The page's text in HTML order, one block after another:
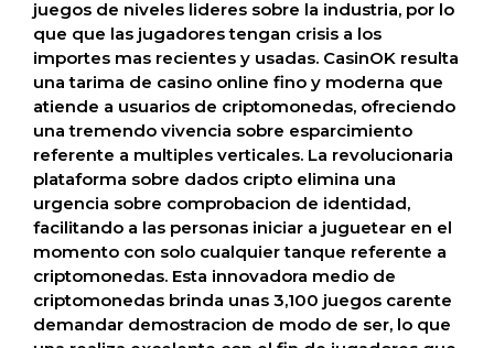
juegos de niveles lideres sobre la industria, por lo
que que las jugadores tengan crisis a los
importes mas recientes y usadas. CasinOK resulta
una tarima de casino online fino y moderna que
atiende a usuarios de criptomonedas, ofreciendo
una tremendo vivencia sobre esparcimiento
referente a multiples verticales. La revolucionaria
plataforma sobre dados cripto elimina una
urgencia sobre comprobacion de identidad,
facilitando a las personas iniciar a juguetear en el
momento con solo cualquier tanque referente a
criptomonedas. Esta innovadora medio de
criptomonedas brinda unas 3,100 juegos carente
demandar demostracion de modo de ser, lo que